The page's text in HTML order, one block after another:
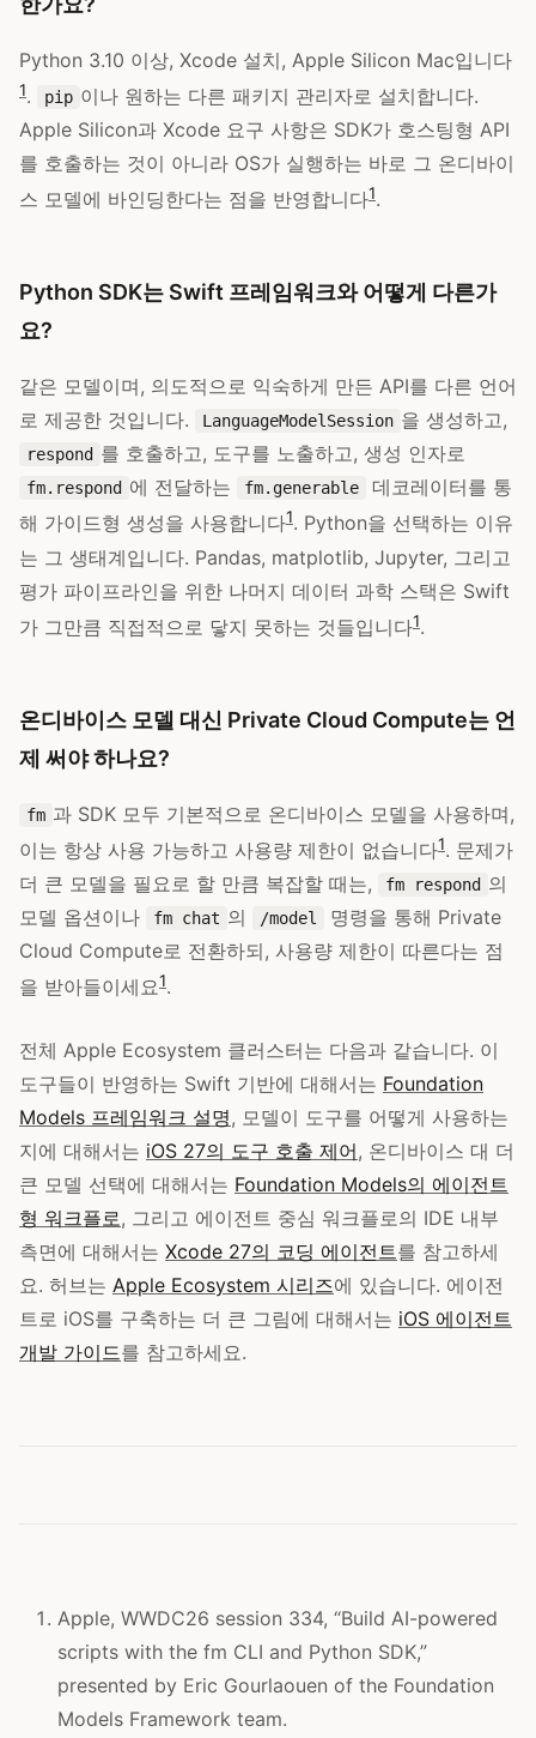
Python 3.10 이상, Xcode 설치, Apple Silicon Mac입니다
1. pip 이나 원하는 다른 패키지 관리자로 설치합니다.
Apple Silicon과 Xcode 요구 사항은 SDK가 호스팅형 API
를 호출하는 것이 아니라 OS가 실행하는 바로 그 온디바이
스 모델에 바인딩한다는 점을 반영합니다1.
Python SDK는 Swift 프레임워크와 어떻게 다른가
요?
같은 모델이며, 의도적으로 익숙하게 만든 API를 다른 언어
로 제공한 것입니다.
LanguageModelSession 을 생성하고,
respond 를 호출하고, 도구를 노출하고, 생성 인자로
fm.respond 에 전달하는 fm.generable
데코레이터를 통
해 가이드형 생성을 사용합니다1. Python을 선택하는 이유
는 그 생태계입니다. Pandas, matplotlib, Jupyter, 그리고
평가 파이프라인을 위한 나머지 데이터 과학 스택은 Swift
가 그만큼 직접적으로 닿지 못하는 것들입니다1.
온디바이스 모델 대신 Private Cloud Compute는 언
제 써야 하나요?
fm 과 SDK 모두 기본적으로 온디바이스 모델을 사용하며,
이는 항상 사용 가능하고 사용량 제한이 없습니다1. 문제가
더 큰 모델을 필요로 할 만큼 복잡할 때는,
fm respond 의
모델 옵션이나
fm chat 의 /model
명령을 통해 Private
Cloud Compute로 전환하되, 사용량 제한이 따른다는 점
을 받아들이세요1.
전체 Apple Ecosystem 클러스터는 다음과 같습니다. 이
도구들이 반영하는 Swift 기반에 대해서는 Foundation
Models 프레임워크 설명, 모델이 도구를 어떻게 사용하는
지에 대해서는 iOS 27의 도구 호출 제어, 온디바이스 대 더
큰 모델 선택에 대해서는 Foundation Models의 에이전트
형 워크플로, 그리고 에이전트 중심 워크플로의 IDE 내부
측면에 대해서는 Xcode 27의 코딩 에이전트를 참고하세
요. 허브는 Apple Ecosystem 시리즈에 있습니다. 에이전
트로 iOS를 구축하는 더 큰 그림에 대해서는 iOS 에이전트
개발 가이드를 참고하세요.
Apple, WWDC26 session 334, “Build AI-powered
scripts with the fm CLI and Python SDK,”
presented by Eric Gourlaouen of the Foundation
Models Framework team.